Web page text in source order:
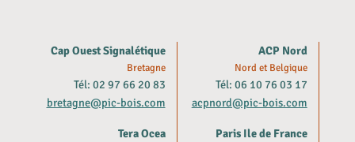
Cap Ouest Signalétique
Bretagne
Tél: 02 97 66 20 83
bretagne@pic-bois.com
Tera Ocea
ACP Nord
Nord et Belgique
Tél: 06 10 76 03 17
acpnord@pic-bois.com
Paris Ile de France